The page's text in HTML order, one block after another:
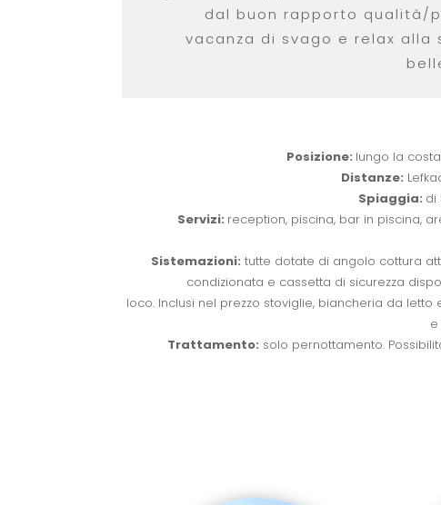
dal buon rapporto qualità/
vacanza di svago e relax alla
Posizione: lungo la
Distanze:
Spiaggia: di
Servizi: reception, piscina, bar in piscina,
Sistemazioni: tutte dotate di angolo cottura
condizionata e cassetta di sicurezza
loco. Inclusi nel prezzo stoviglie, biancheria da letto
Trattamento: solo pernottamento.